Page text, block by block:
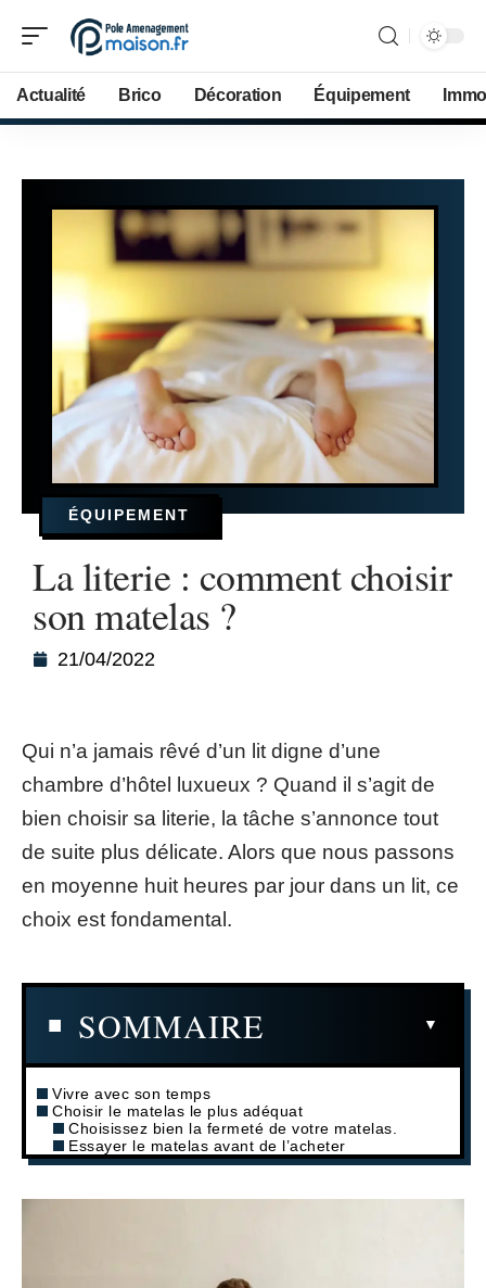
Actualité Brico Décoration Équipement
ÉQUIPEMENT
La literie : comment choisir
son matelas ?
21/04/2022
Qui n’a jamais rêvé d’un lit digne d’une
chambre d’hôtel luxueux ? Quand il s’agit de
bien choisir sa literie, la tâche s’annonce tout
de suite plus délicate. Alors que nous passons
en moyenne huit heures par jour dans un lit, ce
choix est fondamental.
SOMMAIRE
Vivre avec son temps
Choisir le matelas le plus adéquat
Choisissez bien la fermeté de votre matelas.
Essayer le matelas avant de l’acheter